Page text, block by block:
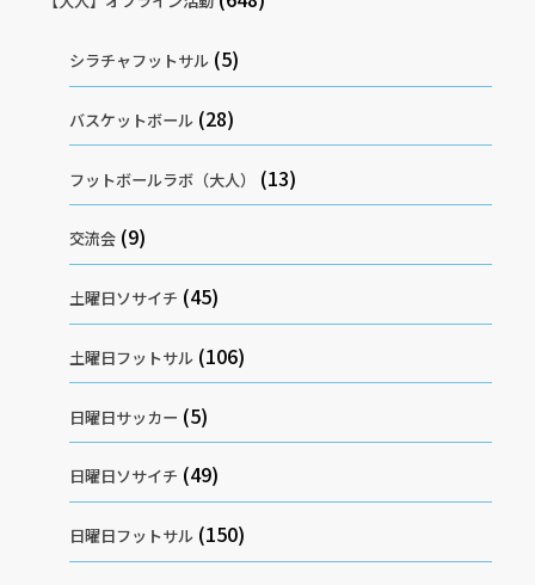
シラチャフットサル (5)
バスケットボール (28)
フットボールラボ（大人） (13)
交流会 (9)
土曜日ソサイチ (45)
土曜日フットサル (106)
日曜日サッカー (5)
日曜日ソサイチ (49)
日曜日フットサル (150)